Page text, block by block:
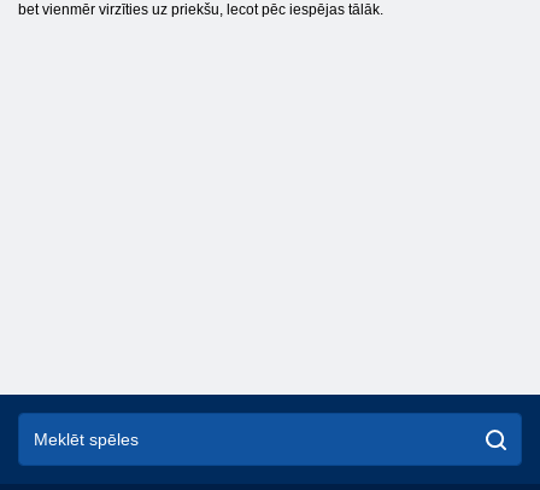
bet vienmēr virzīties uz priekšu, lecot pēc iespējas tālāk.